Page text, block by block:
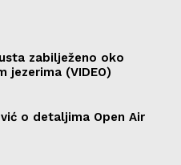
zabilježeno oko
jezerima (VIDEO)
o detaljima Open Air